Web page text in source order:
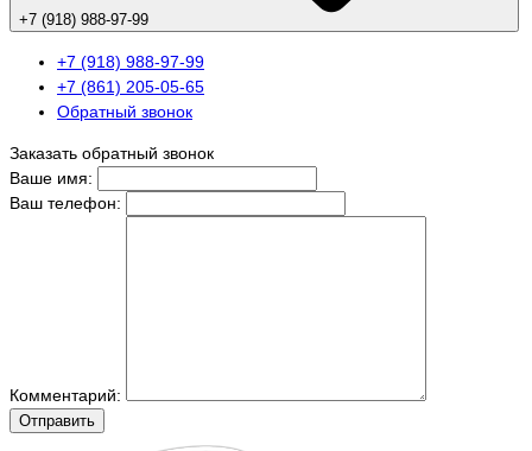
+7 (918) 988-97-99
+7 (918) 988-97-99
+7 (861) 205-05-65
Обратный звонок
Заказать обратный звонок
Ваше имя:
Ваш телефон:
Комментарий:
Отправить